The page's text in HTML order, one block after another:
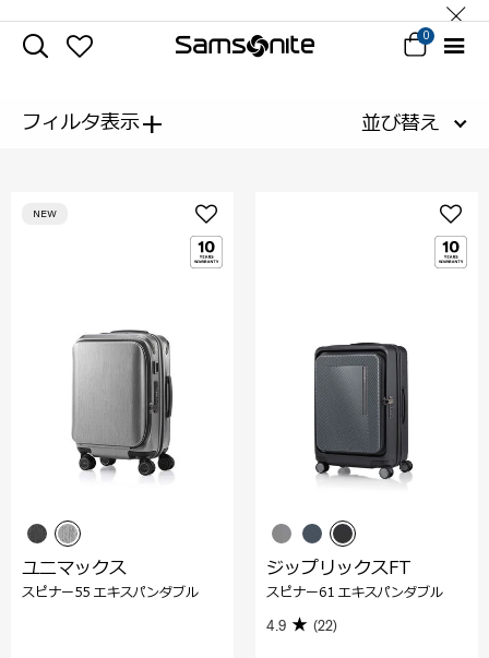
0
フィルタ表示+ 並び替え
NEW
ユニマックス
スピナー55 エキスパンダブル
ジップリックスFT
スピナー61 エキスパンダブル
4.9 (22)